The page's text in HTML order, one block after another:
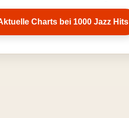
Charts bei 1000 Jazz Hits